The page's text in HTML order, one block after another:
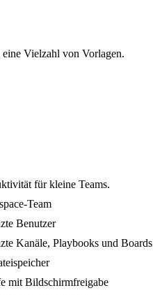
eine Vielzahl von Vorlagen.
für kleine Teams.
Team
Benutzer
Kanäle, Playbooks und Boards
mit Bildschirmfreigabe